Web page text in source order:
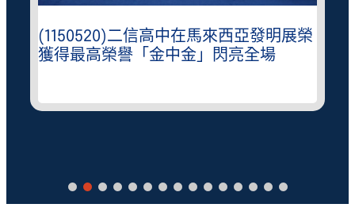
(1150520)二信高中在馬來西亞發明展榮
獲得最高榮譽「金中金」閃亮全場